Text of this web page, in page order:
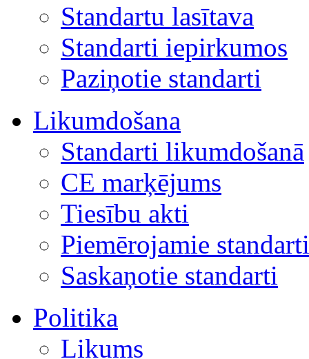
Standartu lasītava
Standarti iepirkumos
Paziņotie standarti
Likumdošana
Standarti likumdošanā
CE marķējums
Tiesību akti
Piemērojamie standarti
Saskaņotie standarti
Politika
Likums